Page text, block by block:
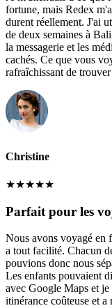
fortune, mais Redex
durent réellement. J'ai
de deux semaines à
la messagerie et les
cachés. Ce que vous
rafraîchissant de
Christine
★★★★★
Parfait pour les
Nous avons voyagé en
a tout facilité. Chacun
pouvions donc nous
Les enfants pouvaient
avec Google Maps et
itinérance coûteuse et